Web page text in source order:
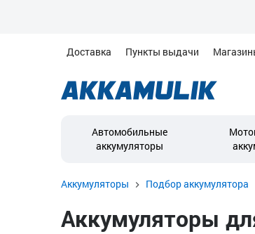
Доставка Пункты выдачи
Автомобильные
аккумуляторы
Аккумуляторы Подбор аккумулятора
Аккумуляторы